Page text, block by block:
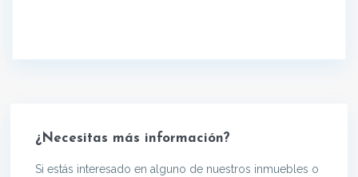
¿Necesitas más información?
Si estás interesado en alguno de nuestros inmuebles o